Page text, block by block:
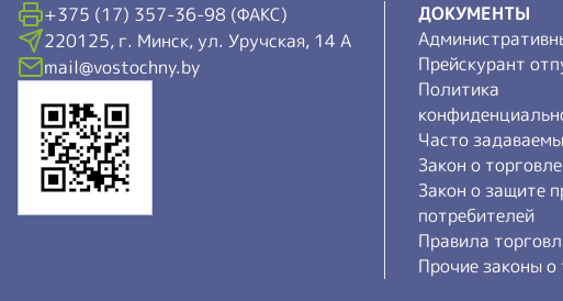
+375 (17) 357-36-98 (ФАКС)
220125, г. Минск, ул. Уручская, 14 А
mail@vostochny.by
ДОКУМЕНТЫ
Прейскурант
Политика
Часто
Закон о торговле
Закон о защите
потребителей
Правила
Прочие законы о